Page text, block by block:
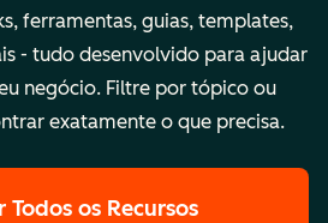
ferramentas, guias, templates,
- tudo desenvolvido para ajudar
negócio. Filtre por tópico ou
exatamente o que precisa.
Todos os Recursos